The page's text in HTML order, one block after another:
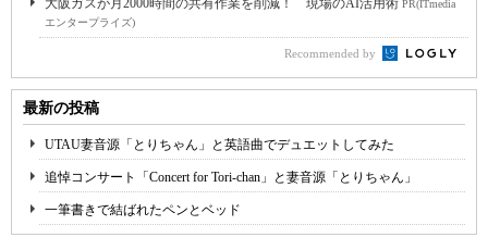
大阪ガスが月2000時間の共有作業を削減！ 現場のAI活用術 PR(ITmedia
エンタープライズ)
Recommended by
最新の投稿
UTAU妻音源「とりちゃん」と英語曲でデュエットしてみた
追悼コンサート「Concert for Tori-chan」と妻音源「とりちゃん」
一筆書きで結ばれたペンとベッド